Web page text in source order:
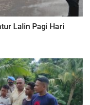
Lalin Pagi Hari